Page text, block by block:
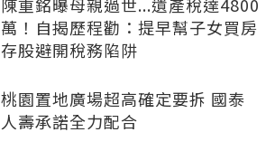
萬！自揭歷程勸：提早幫子女買房
存股避開稅務陷阱
桃園置地廣場超高確定要拆 國泰
人壽承諾全力配合